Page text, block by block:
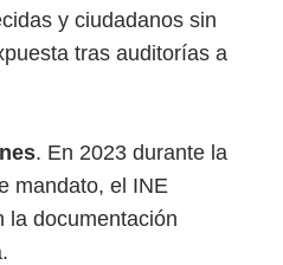
y ciudadanos sin
tras auditorías a
. En 2023 durante la
mandato, el INE
la documentación